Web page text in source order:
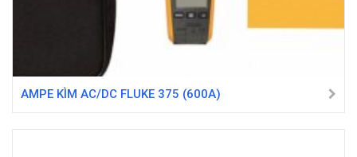
AMPE KÌM AC/DC FLUKE 375 (600A)